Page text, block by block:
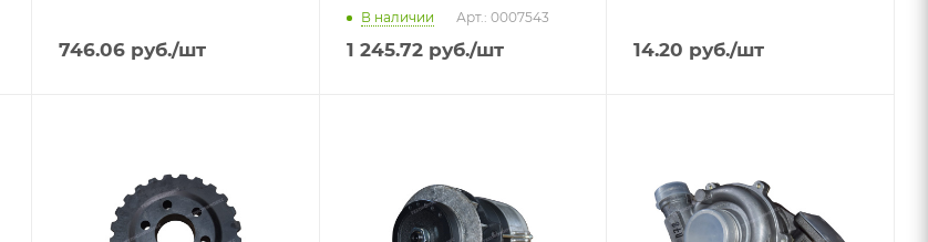
746.06руб./шт
В наличии Арт.: 0007543
1 245.72руб./шт 14.20 руб./шт